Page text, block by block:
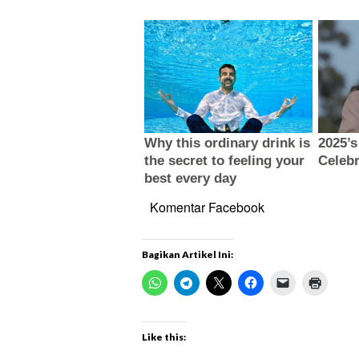
Komentar Facebook
Bagikan Artikel Ini:
Like this: